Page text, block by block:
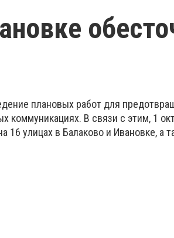
плановых работ для
коммуникациях. В связи с этим, 1
16 улицах в Балаково и Ивановке, а